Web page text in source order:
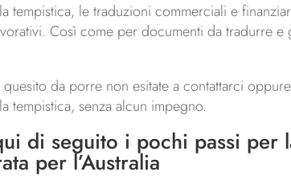
tempistica, le traduzioni commerciali e
Così come per documenti da tradurre
quesito da porre non esitate a contattarci
tempistica, senza alcun impegno.
di seguito i pochi passi per
per l’Australia